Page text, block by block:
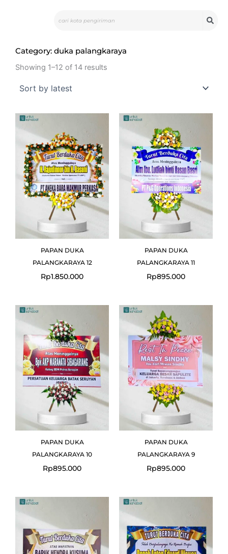
Category: duka palangkaraya
Showing 1–12 of 14 results
PAPAN DUKA
PALANGKARAYA 12
Rp1.850.000
PAPAN DUKA
PALANGKARAYA 11
Rp895.000
PAPAN DUKA
PALANGKARAYA 10
Rp895.000
PAPAN DUKA
PALANGKARAYA 9
Rp895.000